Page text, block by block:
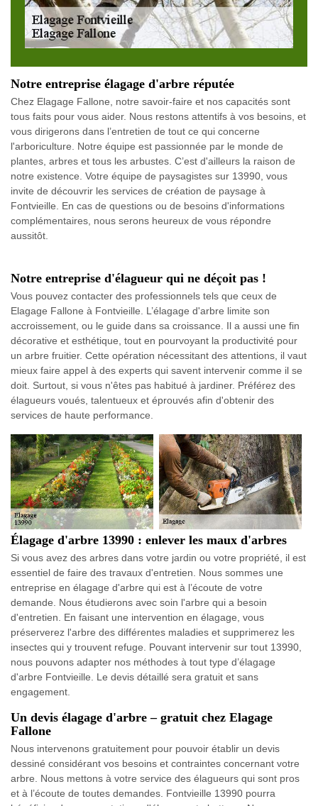
Notre entreprise élagage d'arbre réputée
Chez Elagage Fallone, notre savoir-faire et nos capacités sont
tous faits pour vous aider. Nous restons attentifs à vos besoins, et
vous dirigerons dans l’entretien de tout ce qui concerne
l'arboriculture. Notre équipe est passionnée par le monde de
plantes, arbres et tous les arbustes. C’est d'ailleurs la raison de
notre existence. Votre équipe de paysagistes sur 13990, vous
invite de découvrir les services de création de paysage à
Fontvieille. En cas de questions ou de besoins d'informations
complémentaires, nous serons heureux de vous répondre
aussitôt.
Notre entreprise d'élagueur qui ne déçoit pas !
Vous pouvez contacter des professionnels tels que ceux de
Elagage Fallone à Fontvieille. L’élagage d'arbre limite son
accroissement, ou le guide dans sa croissance. Il a aussi une fin
décorative et esthétique, tout en pourvoyant la productivité pour
un arbre fruitier. Cette opération nécessitant des attentions, il vaut
mieux faire appel à des experts qui savent intervenir comme il se
doit. Surtout, si vous n'êtes pas habitué à jardiner. Préférez des
élagueurs voués, talentueux et éprouvés afin d'obtenir des
services de haute performance.
Élagage d'arbre 13990 : enlever les maux d'arbres
Si vous avez des arbres dans votre jardin ou votre propriété, il est
essentiel de faire des travaux d'entretien. Nous sommes une
entreprise en élagage d'arbre qui est à l’écoute de votre
demande. Nous étudierons avec soin l'arbre qui a besoin
d'entretien. En faisant une intervention en élagage, vous
préserverez l'arbre des différentes maladies et supprimerez les
insectes qui y trouvent refuge. Pouvant intervenir sur tout 13990,
nous pouvons adapter nos méthodes à tout type d’élagage
d'arbre Fontvieille. Le devis détaillé sera gratuit et sans
engagement.
Un devis élagage d'arbre – gratuit chez Elagage
Fallone
Nous intervenons gratuitement pour pouvoir établir un devis
dessiné considérant vos besoins et contraintes concernant votre
arbre. Nous mettons à votre service des élagueurs qui sont pros
et à l’écoute de toutes demandes. Fontvieille 13990 pourra